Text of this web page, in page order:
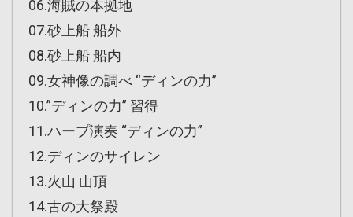
06.海賊の本拠地
07.砂上船 船外
08.砂上船 船内
09.女神像の調べ “ディンの力”
10.”ディンの力” 習得
11.ハープ演奏 “ディンの力”
12.ディンのサイレン
13.火山 山頂
14.古の大祭殿